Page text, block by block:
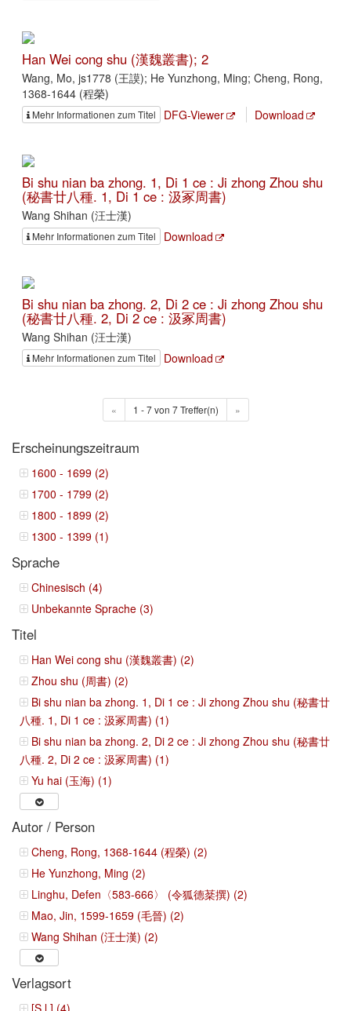
Han Wei cong shu (漢魏叢書); 2
Wang, Mo, js1778 (王謨); He Yunzhong, Ming; Cheng, Rong,
1368-1644 (程榮)
Mehr Informationen zum Titel DFG-Viewer Download
Bi shu nian ba zhong. 1, Di 1 ce : Ji zhong Zhou shu
(秘書廿八種. 1, Di 1 ce : 汲冢周書)
Wang Shihan (汪士漢)
Mehr Informationen zum Titel Download
Bi shu nian ba zhong. 2, Di 2 ce : Ji zhong Zhou shu
(秘書廿八種. 2, Di 2 ce : 汲冢周書)
Wang Shihan (汪士漢)
Mehr Informationen zum Titel Download
« 1 - 7 von 7 Treffer(n) »
Erscheinungszeitraum
1600 - 1699 (2)
1700 - 1799 (2)
1800 - 1899 (2)
1300 - 1399 (1)
Sprache
Chinesisch (4)
Unbekannte Sprache (3)
Titel
Han Wei cong shu (漢魏叢書) (2)
Zhou shu (周書) (2)
Bi shu nian ba zhong. 1, Di 1 ce : Ji zhong Zhou shu (秘書廿
八種. 1, Di 1 ce : 汲冢周書) (1)
Bi shu nian ba zhong. 2, Di 2 ce : Ji zhong Zhou shu (秘書廿
八種. 2, Di 2 ce : 汲冢周書) (1)
Yu hai (玉海) (1)
Autor / Person
Cheng, Rong, 1368-1644 (程榮) (2)
He Yunzhong, Ming (2)
Linghu, Defen〈583-666〉 (令狐德棻撰) (2)
Mao, Jin, 1599-1659 (毛晉) (2)
Wang Shihan (汪士漢) (2)
Verlagsort